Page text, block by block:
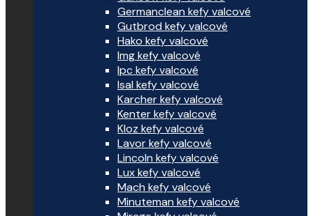
Germanclean kefy valcové
Gutbrod kefy valcové
Hako kefy valcové
Img kefy valcové
Ipc kefy valcové
Isal kefy valcové
Karcher kefy valcové
Kenter kefy valcové
Kloz kefy valcové
Lavor kefy valcové
Lincoln kefy valcové
Lux kefy valcové
Mach kefy valcové
Minuteman kefy valcové